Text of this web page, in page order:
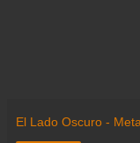
El Lado Oscuro -